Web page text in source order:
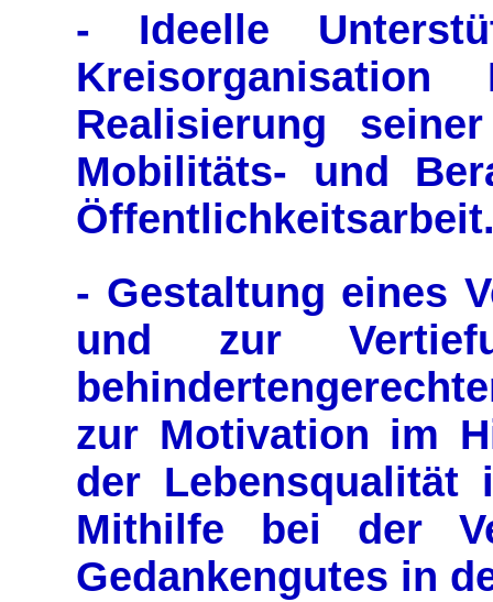
- Ideelle
Realisierung
Mobilitäts- und
- Gestaltung eines
und zur
zur Motivation im
der Lebensqualität
Mithilfe bei der
Gedankengutes in